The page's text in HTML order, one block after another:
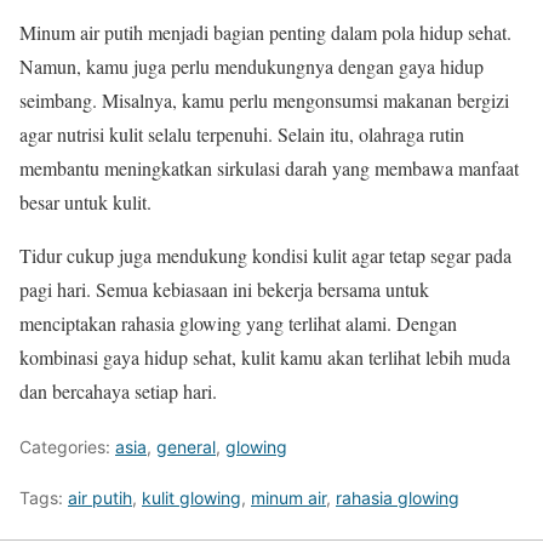
Minum air putih menjadi bagian penting dalam pola hidup sehat.
Namun, kamu juga perlu mendukungnya dengan gaya hidup
seimbang. Misalnya, kamu perlu mengonsumsi makanan bergizi
agar nutrisi kulit selalu terpenuhi. Selain itu, olahraga rutin
membantu meningkatkan sirkulasi darah yang membawa manfaat
besar untuk kulit.
Tidur cukup juga mendukung kondisi kulit agar tetap segar pada
pagi hari. Semua kebiasaan ini bekerja bersama untuk
menciptakan rahasia glowing yang terlihat alami. Dengan
kombinasi gaya hidup sehat, kulit kamu akan terlihat lebih muda
dan bercahaya setiap hari.
Categories: asia, general, glowing
Tags: air putih, kulit glowing, minum air, rahasia glowing